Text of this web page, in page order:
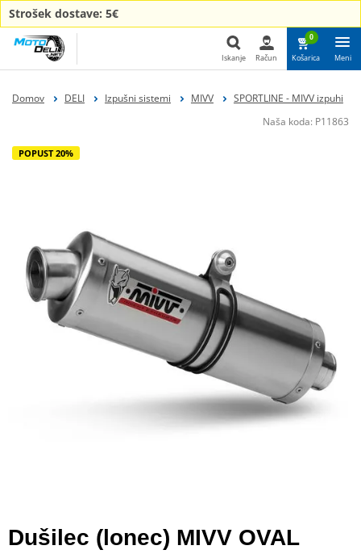
Strošek dostave: 5€
Iskanje
Iskanje Račun
0
Košarica Meni
Domov DELI Izpušni sistemi MIVV
SPORTLINE - MIVV izpuhi
Naša koda: P11863
POPUST 20%
Dušilec (lonec) MIVV OVAL